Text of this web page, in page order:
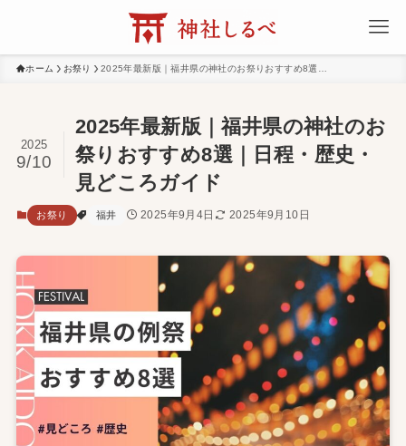
ホーム お祭り
2025年最新版｜福井県の神社のお
祭りおすすめ8選｜日程・歴史・
見どころガイド
2025
9/10
お祭り 福井 2025年9月4日 2025年9月10日